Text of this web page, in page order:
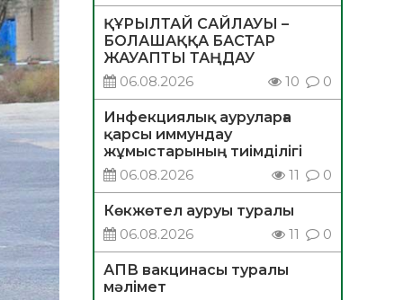
ҚҰРЫЛТАЙ САЙЛАУЫ –
БОЛАШАҚҚА БАСТАР
ЖАУАПТЫ ТАҢДАУ
06.08.2026
10 0
Инфекциялық ауруларға
қарсы иммундау
жұмыстарының тиімділігі
06.08.2026
11 0
Көкжөтел ауруы туралы
06.08.2026
11 0
АПВ вакцинасы туралы
мәлімет